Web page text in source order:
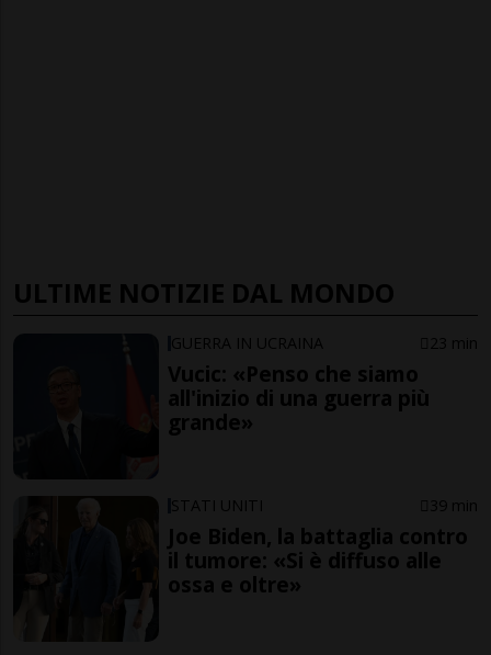
ULTIME NOTIZIE DAL MONDO
GUERRA IN UCRAINA 23 min
Vucic: «Penso che siamo
all'inizio di una guerra più
grande»
STATI UNITI 39 min
Joe Biden, la battaglia contro
il tumore: «Si è diffuso alle
ossa e oltre»